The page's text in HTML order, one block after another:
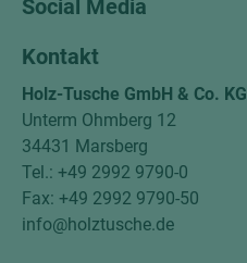
Social Media
Kontakt
Holz-Tusche GmbH & Co. KG
Unterm Ohmberg 12
34431 Marsberg
Tel.: +49 2992 9790-0
Fax: +49 2992 9790-50
info@holztusche.de